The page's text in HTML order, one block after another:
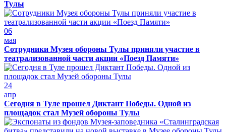
Тулы
06
мая
Сотрудники Музея обороны Тулы приняли участие в
театрализованной части акции «Поезд Памяти»
24
апр
Сегодня в Туле прошел Диктант Победы. Одной из
площадок стал Музей обороны Тулы